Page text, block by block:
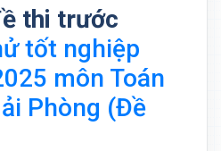
thi trước
tốt nghiệp
môn Toán
Phòng (Đề